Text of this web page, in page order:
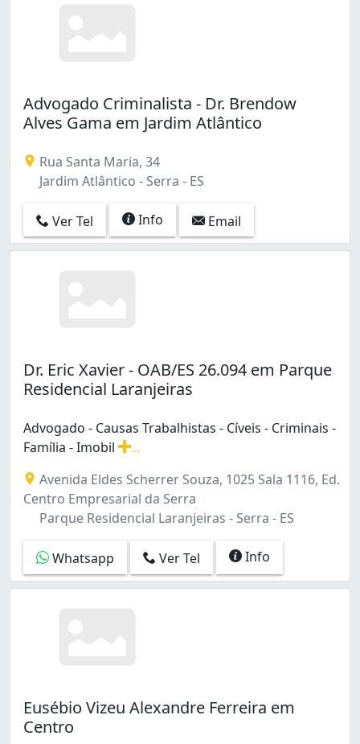
Advogado Criminalista - Dr. Brendow
Alves Gama em Jardim Atlântico
Rua Santa Maria, 34
Jardim Atlântico - Serra - ES
Ver Tel Info Email
Dr. Eric Xavier - OAB/ES 26.094 em Parque
Residencial Laranjeiras
Advogado - Causas Trabalhistas - Cíveis - Criminais -
Família - Imobil
Avenida Eldes Scherrer Souza, 1025 Sala 1116, Ed.
Centro Empresarial da Serra
Parque Residencial Laranjeiras - Serra - ES
Whatsapp Ver Tel Info
Eusébio Vizeu Alexandre Ferreira em
Centro